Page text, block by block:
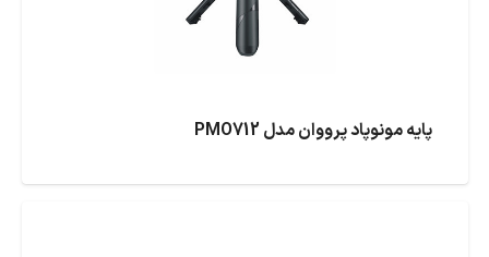
پایه مونوپاد پرووان مدل PMO712